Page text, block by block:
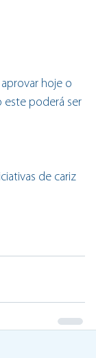
hoje o
este poderá ser
de cariz